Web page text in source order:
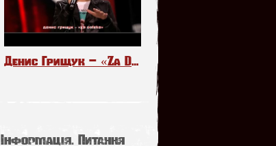
Денис Грищук – «Za Daleko». The Voice Kids Poland 6
Інформація. Питання